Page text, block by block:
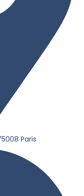
Paris